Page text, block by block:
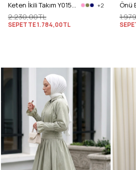
Keten İkili Takım Y0155 - KIRMIZI +2
2.230,00TL
SEPETTE1.784,00TL